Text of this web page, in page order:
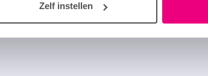
Zelf instellen